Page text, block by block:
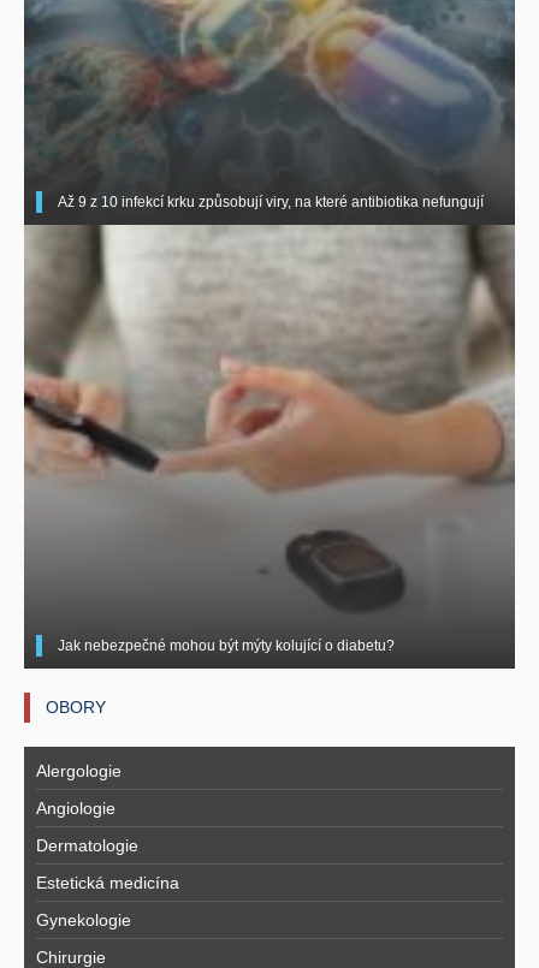
Až 9 z 10 infekcí krku způsobují viry, na které antibiotika nefungují
Jak nebezpečné mohou být mýty kolující o diabetu?
OBORY
Alergologie
Angiologie
Dermatologie
Estetická medicína
Gynekologie
Chirurgie